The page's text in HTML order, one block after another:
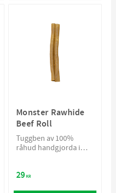
Monster Rawhide
Beef Roll
Tuggben av 100%
råhud handgjorda i
29KR